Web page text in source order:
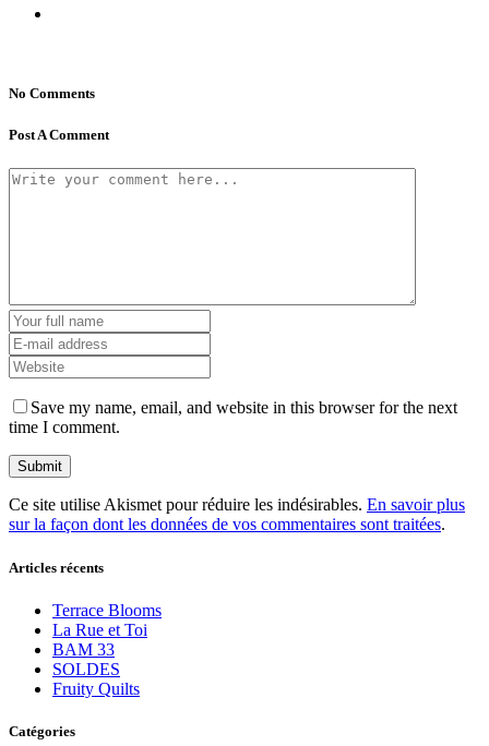
No Comments
Post A Comment
Save my name, email, and website in this browser for the next
time I comment.
Ce site utilise Akismet pour réduire les indésirables. En savoir plus
sur la façon dont les données de vos commentaires sont traitées.
Articles récents
Terrace Blooms
La Rue et Toi
BAM 33
SOLDES
Fruity Quilts
Catégories